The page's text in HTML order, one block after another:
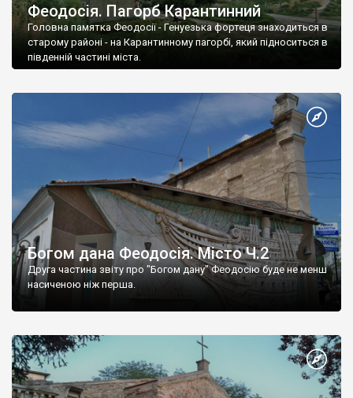
Феодосія. Пагорб Карантинний
Головна памятка Феодосії - Генуезька фортеця знаходиться в
старому районі - на Карантинному пагорбі, який підноситься в
південній частині міста.
Богом дана Феодосія. Місто Ч.2
Друга частина звіту про "Богом дану" Феодосію буде не менш
насиченою ніж перша.